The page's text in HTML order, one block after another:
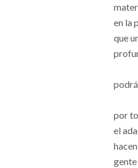
en la
que
por
el
gente